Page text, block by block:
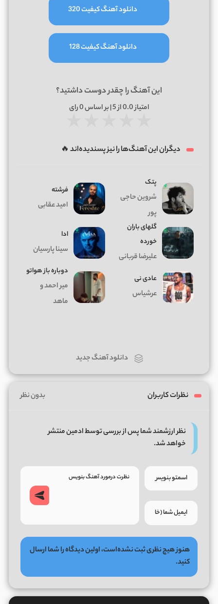
دانلود آهنگ کیفیت 320
دانلود آهنگ کیفیت 128
این آهنگ را چقدر دوست داشتید؟
امتیاز0.0از 5 | بر اساس 0رای
دیگران این آهنگ‌ها را نیز پسندیده‌اند 🔥
پتک
شروین حاجی
پور
فرشته
امید عقابی
گلهای باران
خورده
علیرضا قربانی
ادا
سینا پارسیان
عادی نی
عرشیاس
دوباره باز هواتو
میر احمد و
ماهد
دانلود آهنگ جدید
نظرات کاربران بدون نظر
نظر ارزشمند شما پس از بررسی توسط ادمین منتشر
خواهد شد.
هنوز هیچ نظری ثبت نشده‌است، اولین دیدگاه را شما ارسال
کنید.